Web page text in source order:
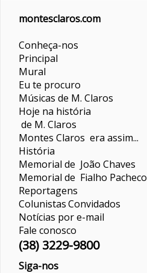
montesclaros.com
Conheça-nos
Principal
Mural
Eu te procuro
Músicas de M. Claros
Hoje na história
de M. Claros
Montes Claros era assim...
História
Memorial de João Chaves
Memorial de Fialho Pacheco
Reportagens
ColunistasConvidados
Notícias por e-mail
Fale conosco
(38) 3229-9800
Siga-nos